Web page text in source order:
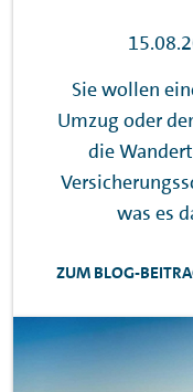
Sie wollen
Umzug oder
die
was es
ZUM BLOG-